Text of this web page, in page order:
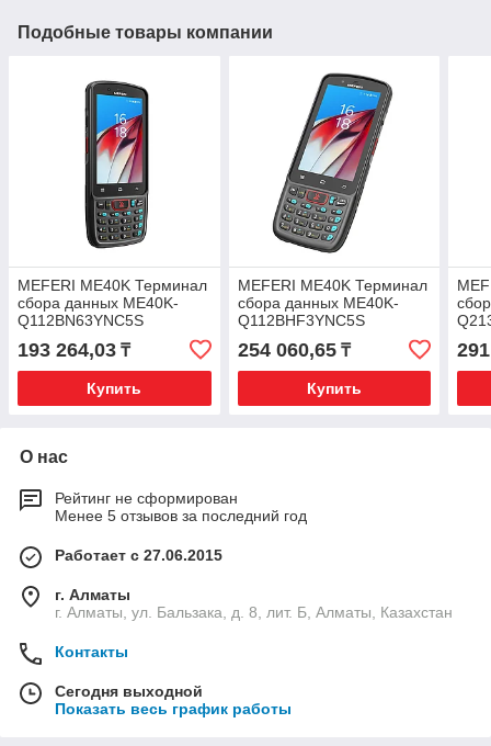
Подобные товары компании
MEFERI ME40K Терминал
сбора данных ME40K-
Q112BN63YNC5S
193 264,03 ₸
Купить
MEFERI ME40K Терминал
сбора данных ME40K-
Q112BHF3YNC5S
254 060,65₸
Купить
О нас
Рейтинг не сформирован
Менее 5 отзывов за последний год
Работает с 27.06.2015
г. Алматы
г. Алматы, ул. Бальзака, д. 8, лит. Б, Алматы, Казахстан
Контакты
Сегодня выходной
Показать весь график работы